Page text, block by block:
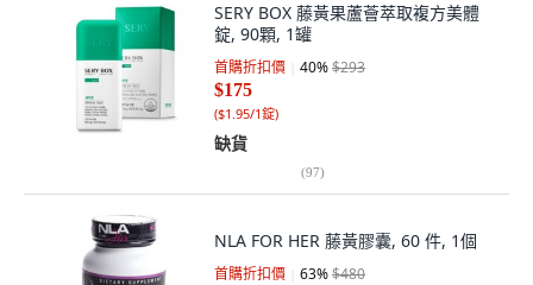
SERY BOX 藤黃果蘆薈萃取複方美體
錠, 90顆, 1罐
首購折扣價 40%$293
$175
($1.95/1錠)
缺貨
(97)
NLA FOR HER 藤黃膠囊, 60 件, 1個
首購折扣價 63%$480